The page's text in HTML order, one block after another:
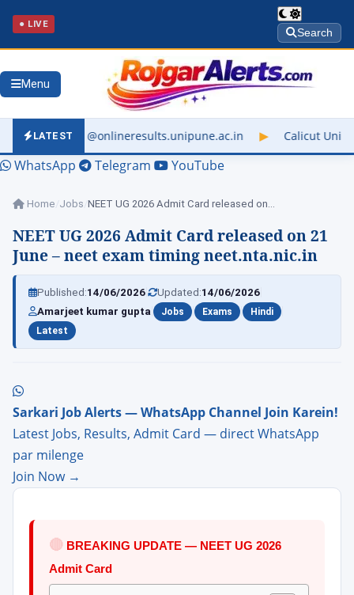
● LIVE
Search
Menu
LATEST ▶ Calicut University Result 2026 Out
WhatsApp Telegram YouTube
Home Jobs NEET UG 2026 Admit Card released on…
NEET UG 2026 Admit Card released on 21
June – neet exam timing neet.nta.nic.in
Published:14/06/2026 Updated:14/06/2026
Amarjeet kumar gupta Jobs Exams Hindi
Latest
Sarkari Job Alerts — WhatsApp Channel Join Karein!
Latest Jobs, Results, Admit Card — direct WhatsApp
par milenge
Join Now →
🔴 BREAKING UPDATE — NEET UG 2026
Admit Card